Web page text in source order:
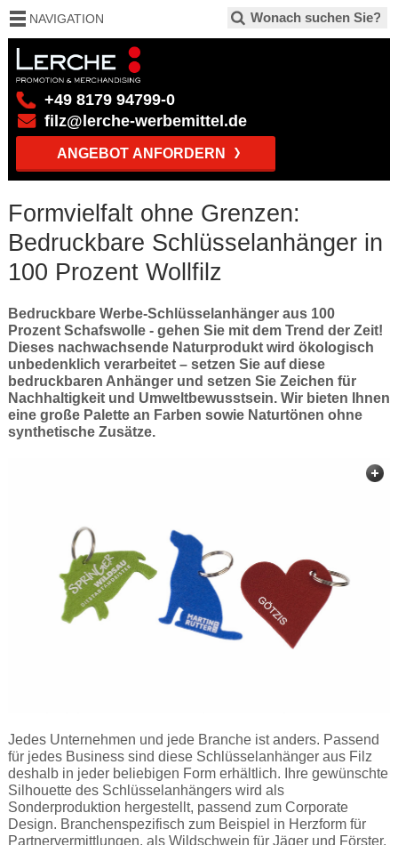
+49 8179 94799-0
filz@lerche-werbemittel.de
ANGEBOT ANFORDERN
NAVIGATION
Formvielfalt ohne Grenzen:
Bedruckbare Schlüsselanhänger in
100 Prozent Wollfilz
Bedruckbare Werbe-Schlüsselanhänger aus 100
Prozent Schafswolle - gehen Sie mit dem Trend der Zeit!
Dieses nachwachsende Naturprodukt wird ökologisch
unbedenklich verarbeitet – setzen Sie auf diese
bedruckbaren Anhänger und setzen Sie Zeichen für
Nachhaltigkeit und Umweltbewusstsein. Wir bieten Ihnen
eine große Palette an Farben sowie Naturtönen ohne
synthetische Zusätze.
Jedes Unternehmen und jede Branche ist anders. Passend
für jedes Business sind diese Schlüsselanhänger aus Filz
deshalb in jeder beliebigen Form erhältlich. Ihre gewünschte
Silhouette des Schlüsselanhängers wird als
Sonderproduktion hergestellt, passend zum Corporate
Design. Branchenspezifisch zum Beispiel in Herzform für
Partnervermittlungen, als Wildschwein für Jäger und Förster,